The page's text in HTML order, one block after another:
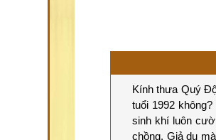
Kính thưa Quý
tuổi 1992
sinh khí luôn
chồng. Giả dụ